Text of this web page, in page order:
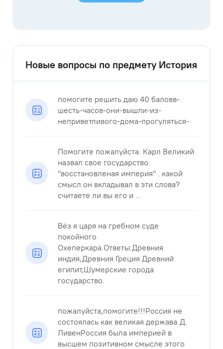
Новые вопросы по предмету История
помогите решить даю 40 баловв-
шесть-часов-они-вышли-из-
неприветливого-дома-прогуляться-
Помогите пожалуйста. Карл Великий
назвал свое государство
"восстановленая империя" . какой
смысл он вкладывал в эти слова?
считаете ли вы его и ...
Вёз я царя на гребном суде
покойного
Охеперкара.Ответы:Древния
индия,Древния Греция Древний
египит,Шумерские города
государство.
пожалуйста,помогите!!!Россия не
состоялась как великая держава.Д.
ЛивенРоссия была империей в
высшем позитивном смысле этого